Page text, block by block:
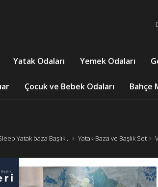
Yatak Odaları Yemek Odaları
Çocuk ve Bebek Odaları Bahçe
Yatak baza Başlık... Yatak-Baza ve Başlık Set